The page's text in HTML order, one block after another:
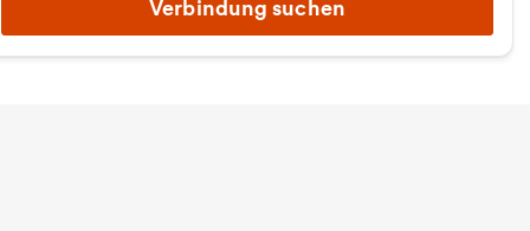
Verbindung suchen